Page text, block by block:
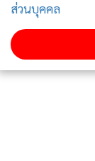
ส่วนบุคคล